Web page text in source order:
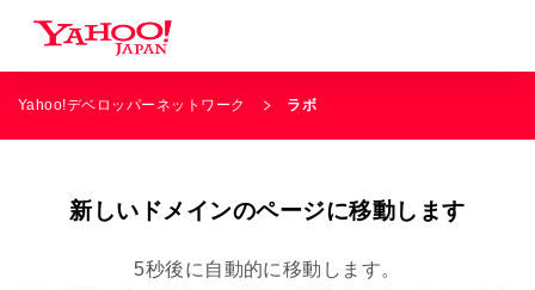
Yahoo!デベロッパーネットワーク ラボ
新しいドメインのページに移動します
5秒後に自動的に移動します。